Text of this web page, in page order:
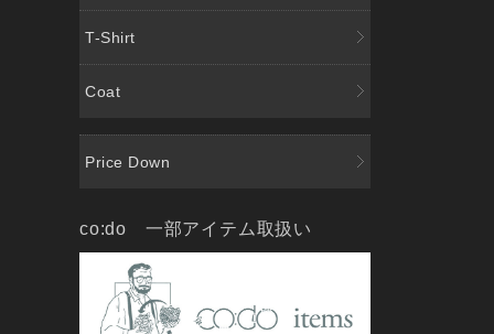
T-Shirt
Coat
Price Down
co:do 一部アイテム取扱い